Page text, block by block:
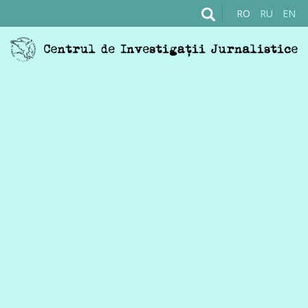
RO RU EN